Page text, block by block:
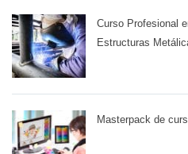
Curso Profesional
Estructuras
Masterpack de